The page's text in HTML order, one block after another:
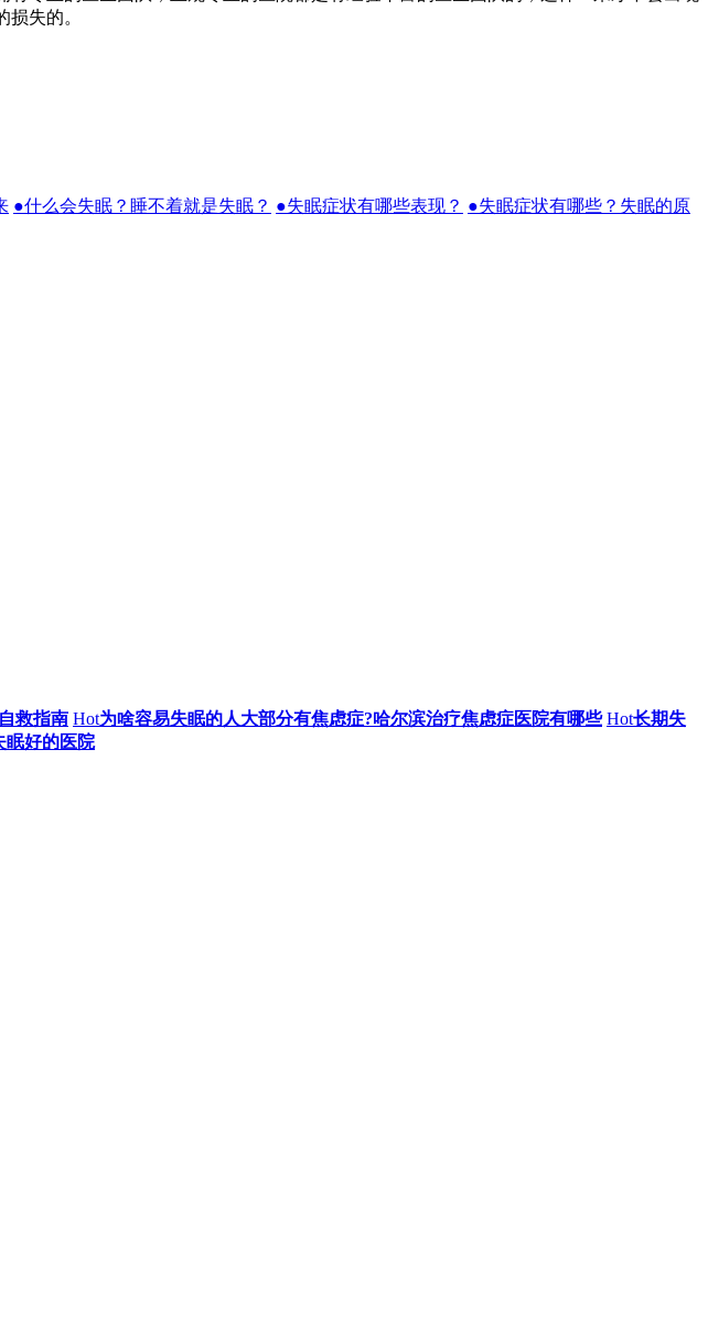
失的。
●什么会失眠？睡不着就是失眠？ ●失眠症状有哪些表现？ ●失眠症状有哪些？失眠的原
救指南 Hot为啥容易失眠的人大部分有焦虑症?哈尔滨治疗焦虑症医院有哪些 Hot长期失
眠好的医院